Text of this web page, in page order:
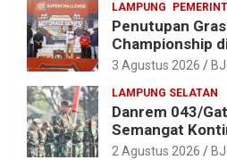
LAMPUNG
Penutupan
Championship
Meriah, Dihadiri
3 Agustus 2026
LAMPUNG SELATAN
Danrem 043/
Semangat
Yonif 143/TWEJ
2 Agustus 2026